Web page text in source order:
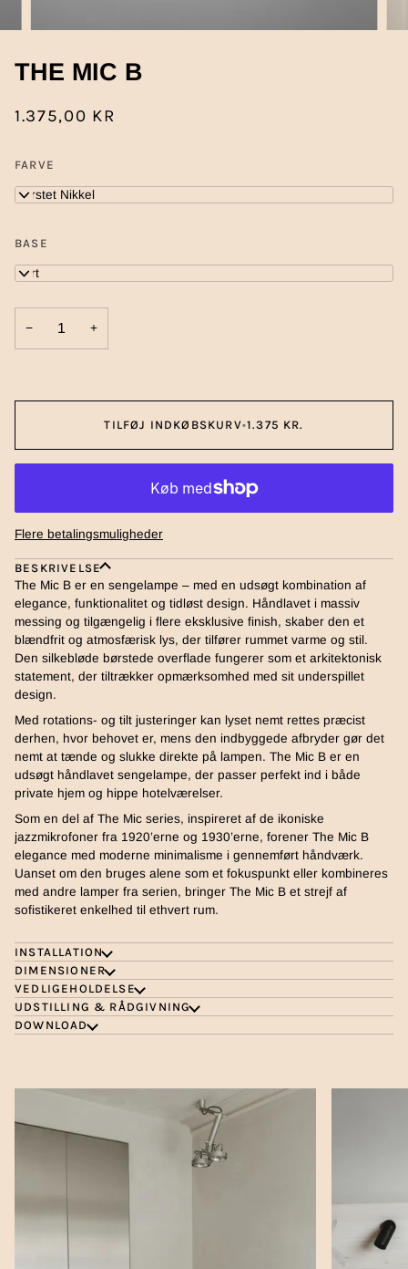
THE MIC B
1.375,00 KR
FARVE
Børstet Nikkel
BASE
Sort
− +
TILFØJ INDKØBSKURV•1.375 KR.
Flere betalingsmuligheder
BESKRIVELSE
The Mic B er en sengelampe – med en udsøgt kombination af
elegance, funktionalitet og tidløst design. Håndlavet i massiv
messing og tilgængelig i flere eksklusive finish, skaber den et
blændfrit og atmosfærisk lys, der tilfører rummet varme og stil.
Den silkebløde børstede overflade fungerer som et arkitektonisk
statement, der tiltrækker opmærksomhed med sit underspillet
design.
Med rotations- og tilt justeringer kan lyset nemt rettes præcist
derhen, hvor behovet er, mens den indbyggede afbryder gør det
nemt at tænde og slukke direkte på lampen. The Mic B er en
udsøgt håndlavet sengelampe, der passer perfekt ind i både
private hjem og hippe hotelværelser.
Som en del af The Mic series, inspireret af de ikoniske
jazzmikrofoner fra 1920’erne og 1930’erne, forener The Mic B
elegance med moderne minimalisme i gennemført håndværk.
Uanset om den bruges alene som et fokuspunkt eller kombineres
med andre lamper fra serien, bringer The Mic B et strejf af
sofistikeret enkelhed til ethvert rum.
INSTALLATION
DIMENSIONER
VEDLIGEHOLDELSE
UDSTILLING & RÅDGIVNING
DOWNLOAD